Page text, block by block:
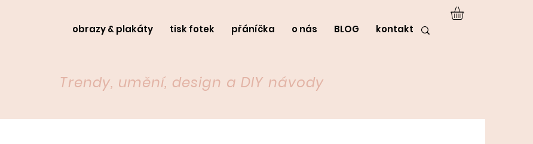
obrazy & plakáty tisk fotek přáníčka o nás BLOG kontakt
Trendy, umění, design a DIY návody